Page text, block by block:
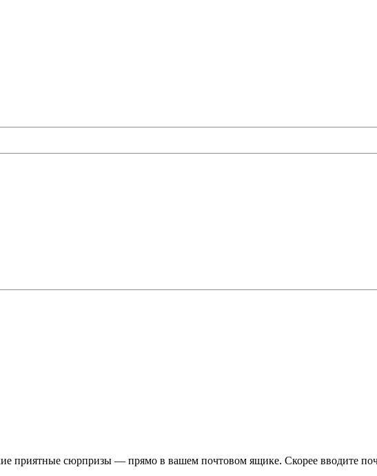
приятные сюрпризы — прямо в вашем почтовом ящике. Скорее вводите